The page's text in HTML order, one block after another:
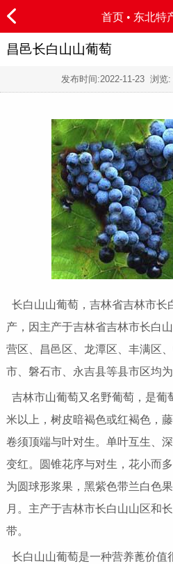
首页 • 东北特
昌邑长白山山葡萄
发布时间:2022-11-23浏览:
长白山山葡萄，吉林省吉林市长
产，因主产于吉林省吉林市长白
营区、昌邑区、龙潭区、丰满区
市、磐石市、永吉县等县市区均为
吉林市山葡萄又名野葡萄，是葡
米以上，树皮暗褐色或红褐色，
卷须顶端与叶对生。单叶互生、
变红。圆锥花序与对生，花小而
为圆球形浆果，黑紫色带兰白色
月。主产于吉林市长白山山区和
带。
长白山山葡萄是一种营养蓖价值